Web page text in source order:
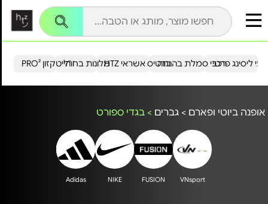
הייטקזון PRO²מלונות בחו"ל כרטיס אשראי HTZ ליסינג פרטירכבי סמלת בהנחה
אופנה ביוטי ופארם > גברים > בגדי ספורט
VNsport
FUSION
NIKE
Adidas